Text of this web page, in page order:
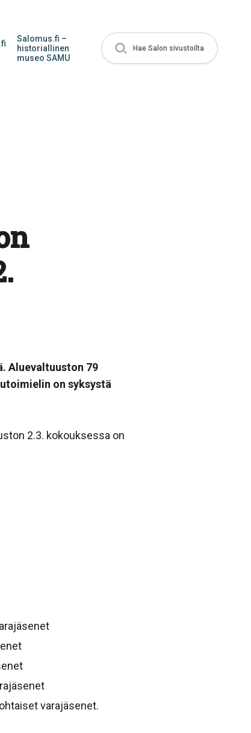
Salomus.fi –
historiallinen
museo SAMU
Hae Salon sivustoilta
Aluevaltuuston 79
on syksystä
2.3. kokouksessa on
varajäsenet.